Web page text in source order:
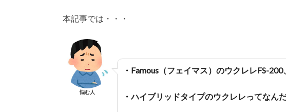
本記事では・・・
悩む人
・Famous（フェイマス）のウクレレFS-
・ハイブリッドタイプのウクレレってなん